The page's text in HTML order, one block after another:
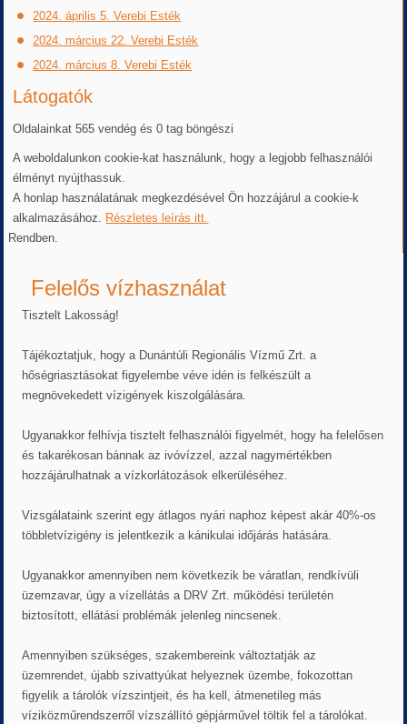
2024. április 5. Verebi Esték
2024. március 22. Verebi Esték
2024. március 8. Verebi Esték
Látogatók
Oldalainkat 565 vendég és 0 tag böngészi
A weboldalunkon cookie-kat használunk, hogy a legjobb felhasználói
élményt nyújthassuk.
A honlap használatának megkezdésével Ön hozzájárul a cookie-k
alkalmazásához. Részletes leírás itt.
Rendben.
Felelős vízhasználat
Tisztelt Lakosság!
Tájékoztatjuk, hogy a Dunántúli Regionális Vízmű Zrt. a
hőségriasztásokat figyelembe véve idén is felkészült a
megnövekedett vízigények kiszolgálására.
Ugyanakkor felhívja tisztelt felhasználói figyelmét, hogy ha felelősen
és takarékosan bánnak az ivóvízzel, azzal nagymértékben
hozzájárulhatnak a vízkorlátozások elkerüléséhez.
Vizsgálataink szerint egy átlagos nyári naphoz képest akár 40%-os
többletvízigény is jelentkezik a kánikulai időjárás hatására.
Ugyanakkor amennyiben nem következik be váratlan, rendkívüli
üzemzavar, úgy a vízellátás a DRV Zrt. működési területén
biztosított, ellátási problémák jelenleg nincsenek.
Amennyiben szükséges, szakembereink változtatják az
üzemrendet, újabb szivattyúkat helyeznek üzembe, fokozottan
figyelik a tárolók vízszintjeit, és ha kell, átmenetileg más
víziközműrendszerről vízszállító gépjárművel töltik fel a tárolókat.